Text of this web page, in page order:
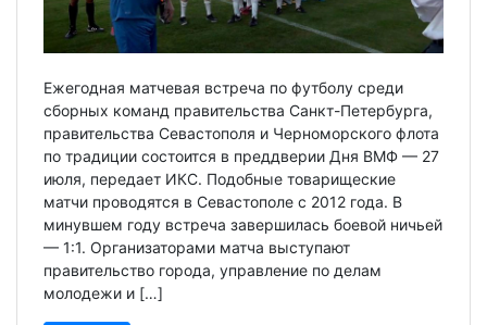
Ежегодная матчевая встреча по футболу среди
сборных команд правительства Санкт-Петербурга,
правительства Севастополя и Черноморского флота
по традиции состоится в преддверии Дня ВМФ — 27
июля, передает ИКС. Подобные товарищеские
матчи проводятся в Севастополе с 2012 года. В
минувшем году встреча завершилась боевой ничьей
— 1:1. Организаторами матча выступают
правительство города, управление по делам
молодежи и […]